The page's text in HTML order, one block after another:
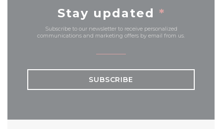
Stay updated *
Subscribe to our newsletter to receive personalized
communications and marketing offers by email from us.
SUBSCRIBE